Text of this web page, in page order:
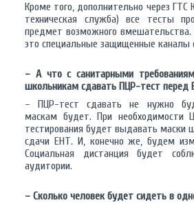
Кроме того, дополнительно через ГТС
техническая служба) все тесты
предмет возможного вмешательства.
это специальные защищенные каналы
– А что с санитарными
школьникам сдавать ПЦР-тест перед
– ПЦР-тест сдавать не нужно
маскам будет. При необходимости
тестирования будет выдавать маски
сдачи ЕНТ. И, конечно же, будем
Социальная дистанция будет
аудитории.
– Сколько человек будет сидеть в